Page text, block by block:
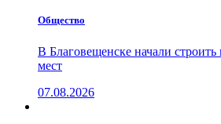
Общество
В Благовещенске начали
мест
07.08.2026